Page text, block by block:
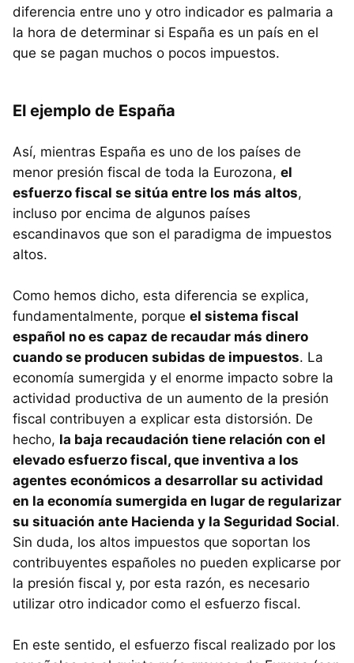
diferencia entre uno y otro indicador es palmaria a
la hora de determinar si España es un país en el
que se pagan muchos o pocos impuestos.
El ejemplo de España
Así, mientras España es uno de los países de
menor presión fiscal de toda la Eurozona, el
esfuerzo fiscal se sitúa entre los más altos,
incluso por encima de algunos países
escandinavos que son el paradigma de impuestos
altos.
Como hemos dicho, esta diferencia se explica,
fundamentalmente, porque el sistema fiscal
español no es capaz de recaudar más dinero
cuando se producen subidas de impuestos. La
economía sumergida y el enorme impacto sobre la
actividad productiva de un aumento de la presión
fiscal contribuyen a explicar esta distorsión. De
hecho, la baja recaudación tiene relación con el
elevado esfuerzo fiscal, que inventiva a los
agentes económicos a desarrollar su actividad
en la economía sumergida en lugar de regularizar
su situación ante Hacienda y la Seguridad Social.
Sin duda, los altos impuestos que soportan los
contribuyentes españoles no pueden explicarse por
la presión fiscal y, por esta razón, es necesario
utilizar otro indicador como el esfuerzo fiscal.
En este sentido, el esfuerzo fiscal realizado por los